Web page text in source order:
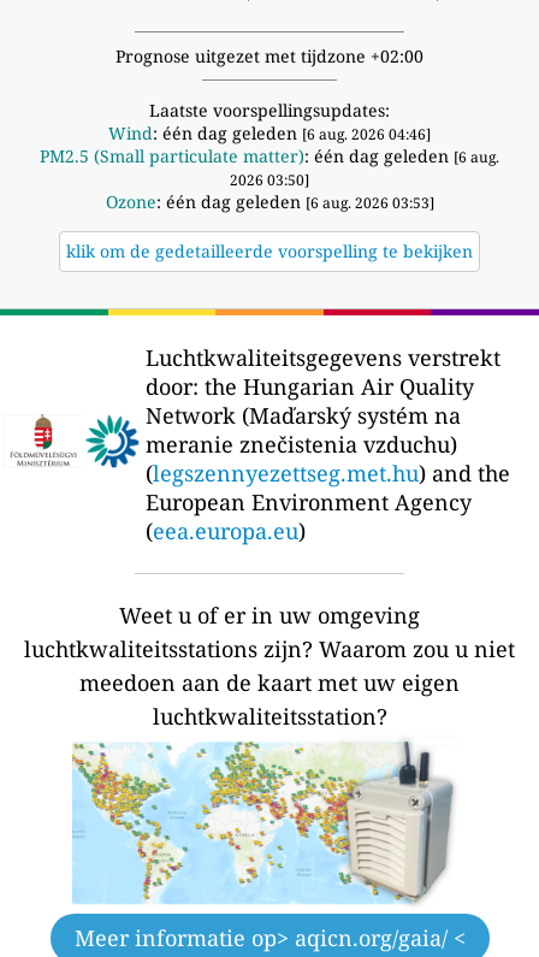
Prognose uitgezet met tijdzone +02:00
Laatste voorspellingsupdates:
Wind: één dag geleden [6 aug. 2026 04:46]
PM2.5 (Small particulate matter): één dag geleden [6 aug.
2026 03:50]
Ozone: één dag geleden [6 aug. 2026 03:53]
klik om de gedetailleerde voorspelling te bekijken
Luchtkwaliteitsgegevens verstrekt
door: the Hungarian Air Quality
Network (Maďarský systém na
meranie znečistenia vzduchu)
(legszennyezettseg.met.hu) and the
European Environment Agency
(eea.europa.eu)
Weet u of er in uw omgeving
luchtkwaliteitsstations zijn? Waarom zou u niet
meedoen aan de kaart met uw eigen
luchtkwaliteitsstation?
Meer informatie op> aqicn.org/gaia/ <